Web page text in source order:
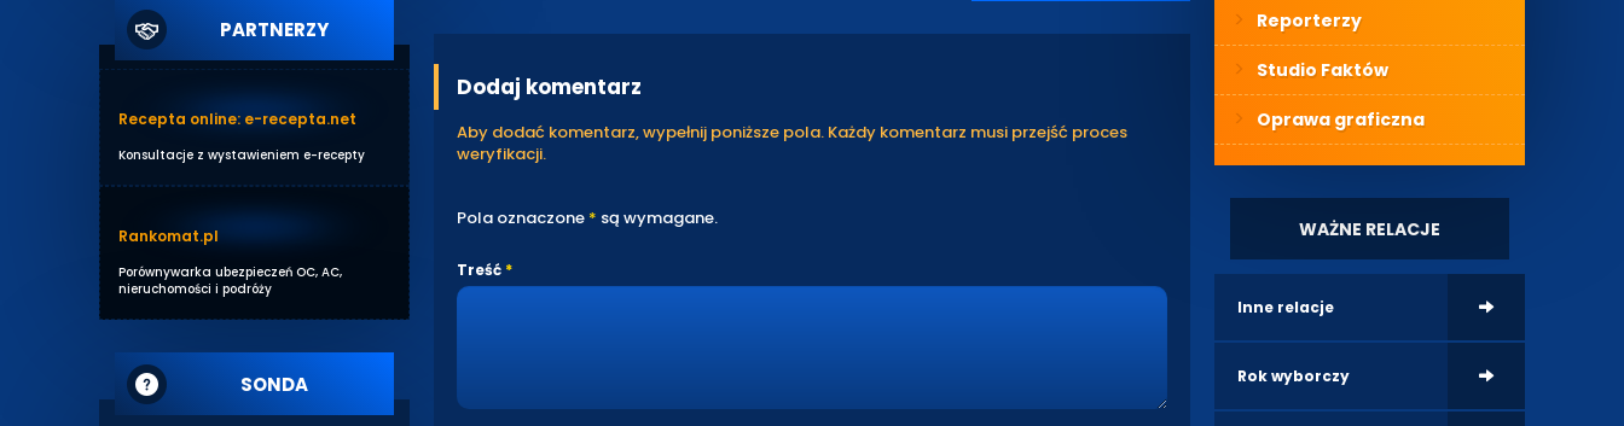
PARTNERZY
Recepta online: e-recepta.net
Konsultacje z wystawieniem e-recepty
Rankomat.pl
Porównywarka ubezpieczeń OC, AC,
nieruchomości i podróży
SONDA
Dodaj komentarz
Aby dodać komentarz, wypełnij poniższe pola. Każdy komentarz musi przejść proces
weryfikacji.
Pola oznaczone * są wymagane.
Treść
Reporterzy
Studio Faktów
Oprawa graficzna
WAŻNE RELACJE
Inne relacje
Rok wyborczy